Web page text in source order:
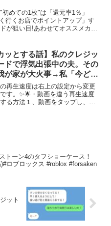
初めての1枚"は「還元率1％」
行くお店でポイントアップ」す
が狙い目!あわせてオススメカー
に詳しい情報は記事で紹介 ・《2...
ッとする話】私のクレジッ
ドで浮気出張中の夫。その
が家が大火事→私「今どこ
の！？」夫「家だけど？」
らずに帰宅した浮気夫
場】
再生速度は右上の設定から変更
す。✨🌟・動画を違う再生速度
る方法１、動画をタップし、画
トーン4のタフショーケース！
ロブロックス #roblox #forsaken
ット